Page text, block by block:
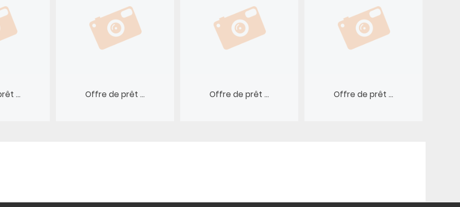
... Offre de prêt ... Offre de prêt ... Offre de prêt ...